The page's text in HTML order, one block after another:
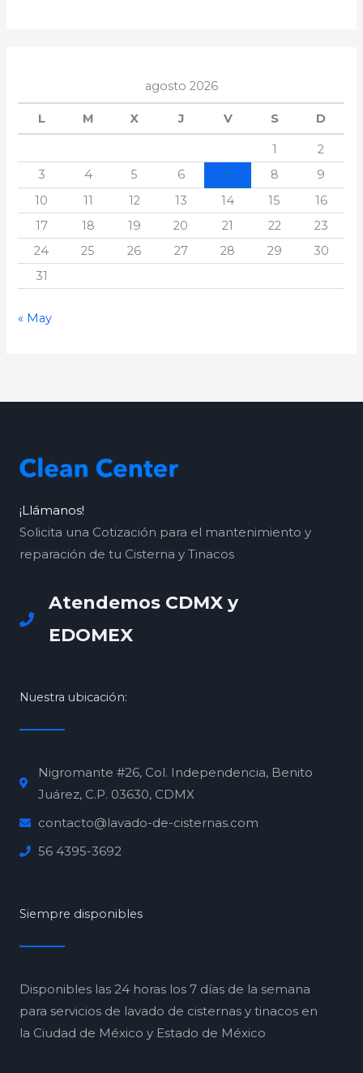
agosto 2026
L M X J V S D
1
2
3
4 5 6 7 8
9
10
11 12 13 14 15
16
17
18 19 20 21 22
23
24
25 26 27 28 29
30
31
« May
¡Llámanos!
Solicita una Cotización para el mantenimiento y
reparación de tu Cisterna y Tinacos
Atendemos CDMX y
EDOMEX
Nuestra ubicación:
Nigromante #26, Col. Independencia, Benito
Juárez, C.P. 03630, CDMX
contacto@lavado-de-cisternas.com
56 4395-3692
Siempre disponibles
Disponibles las 24 horas los 7 días de la semana
para servicios de lavado de cisternas y tinacos en
la Ciudad de México y Estado de México